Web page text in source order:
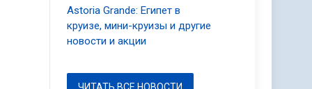
Astoria Grande: Египет в
круизе, мини-круизы и другие
новости и акции